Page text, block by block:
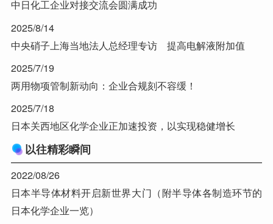
中日化工企业对接交流会圆满成功
2025/8/14
中央硝子上海当地法人总经理专访 提高电解液附加值
2025/7/19
两用物项管制新动向：企业合规刻不容缓！
2025/7/18
日本关西地区化学企业正加速投资，以实现稳健增长
以往精彩瞬间
2022/08/26
日本半导体材料开启新世界大门（附半导体各制造环节的
日本化学企业一览）